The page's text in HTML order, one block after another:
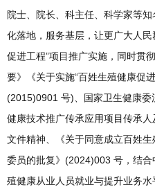
院⼠、院⻓、科主任、科学家等
化落地，服务基层，让更⼴⼤⼈
促进⼯程”项⽬推⼴实施，同时贯
要》《关于实施“百姓⽣殖健康促
(2015)0901 号)、国家卫⽣健康
健康技术推⼴传承应⽤项⽬传承
⽂件精神、《关于同意成⽴百姓
委员的批复》(2024)003 号，结合
殖健康从业⼈员就业与提升业务